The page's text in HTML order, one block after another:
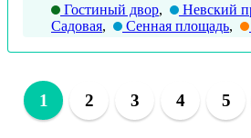
Гостиный двор, Невский
Садовая, Сенная площадь,
1 2 3 4 5